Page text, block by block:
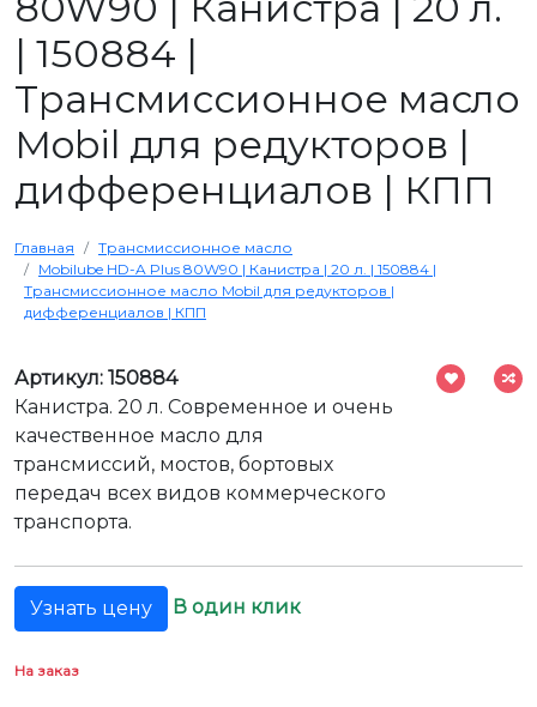
| 150884 |
Трансмиссионное масло
Mobil для редукторов |
дифференциалов | КПП
Главная
Трансмиссионное масло
Mobilube HD-A Plus 80W90 | Канистра | 20 л. | 150884 |
Трансмиссионное масло Mobil для редукторов |
дифференциалов | КПП
Артикул: 150884
Канистра. 20 л. Современное и очень
качественное масло для
трансмиссий, мостов, бортовых
передач всех видов коммерческого
транспорта.
Узнать цену В один клик
На заказ